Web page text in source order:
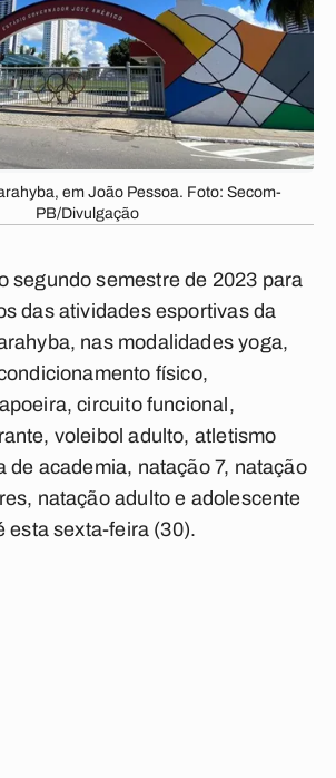
em João Pessoa. Foto: Secom-
PB/Divulgação
segundo semestre de 2023 para
das atividades esportivas da
nas modalidades yoga,
físico,
circuito funcional,
voleibol adulto, atletismo
de academia, natação 7, natação
natação adulto e adolescente
esta sexta-feira (30).